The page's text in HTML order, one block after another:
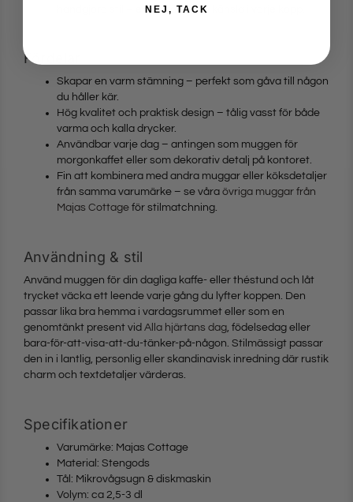
handgjord stil – en omtänksam känsla i varje kopp.
Fördelar
Skapar en varm stämning – perfekt som gåva till någon
du håller kär.
Hög kvalitet och praktisk design – tålig vasst för både
varma och kalla drycker.
Användbar varje dag – antingen som muggen för
morgonkaffet eller som dekorativ detalj på kontoret.
Fin att kombinera med andra muggar eller köksdetaljer
från samma varumärke – se våra övriga muggar från
Majas Cottage för stilmatchning.
Användning & stil
Använd muggen för din dagliga kaffe- eller théstund och låt
trycket väcka ett leende varje gång du lyfter koppen. Den
passar lika bra hemma i vardagsrummet eller som en
genomtänkt present vid Alla hjärtans dag, födelsedag eller
bara-för-att-visa-att-du-tänker-på-någon. Stilmässigt passar
den in i lantlig, personlig eller skandinavisk inredning där rustik
charm och text­detaljer värderas.
Specifikationer
Varumärke: Majas Cottage
Material: Stengods
Tål: Mikrovågsugn & diskmaskin
Volym: ca 2,5-3 dl
NEJ, TACK